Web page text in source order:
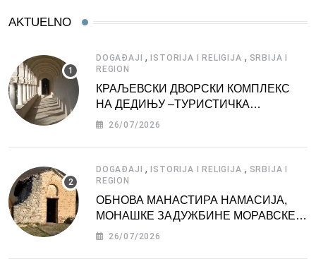
AKTUELNO
DOGAĐAJI , ISTORIJA I RELIGIJA , SRBIJA I
REGION
КРАЉЕВСКИ ДВОРСКИ КОМПЛЕКС
НА ДЕДИЊУ –ТУРИСТИЧКА
АТРАКЦИЈА
26/07/2026
DOGAĐAJI , ISTORIJA I RELIGIJA , SRBIJA I
REGION
ОБНОВА МАНАСТИРА НАМАСИЈА,
МОНАШКЕ ЗАДУЖБИНЕ МОРАВСКЕ
СРБИЈЕ
26/07/2026